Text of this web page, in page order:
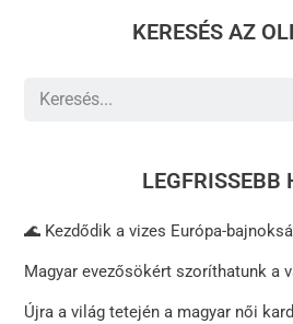
KERESÉS AZ
LEGFRISSEBB
🌊 Kezdődik a vizes Európa-
Magyar evezősökért szoríthatunk a
Újra a világ tetején a magyar női